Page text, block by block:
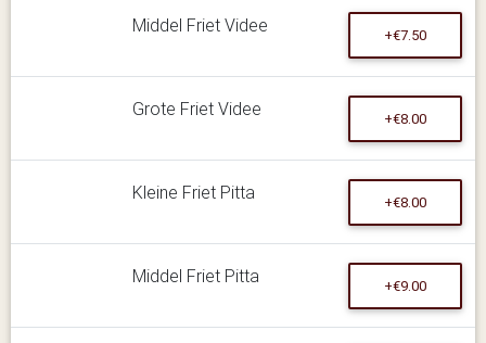
Middel Friet Videe +€7.50
Grote Friet Videe +€8.00
Kleine Friet Pitta +€8.00
Middel Friet Pitta +€9.00